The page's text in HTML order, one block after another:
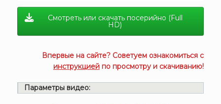
Смотреть или скачать посерийно (Full
HD)
Впервые на сайте? Советуем ознакомиться с
инструкцией по просмотру и скачиванию!
Параметры видео: